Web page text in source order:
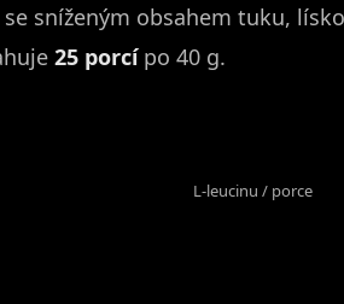
sníženým obsahem tuku,
25 porcípo 40 g.
L-leucinu / porce